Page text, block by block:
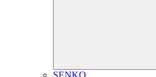
SENKO